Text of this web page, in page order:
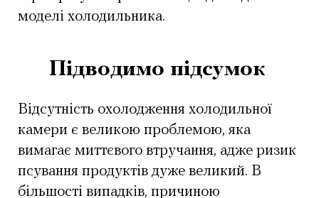
моделі холодильника.
Підводимо підсумок
Відсутність охолодження холодильної
камери є великою проблемою, яка
вимагає миттєвого втручання, адже ризик
псування продуктів дуже великий. В
більшості випадків, причиною